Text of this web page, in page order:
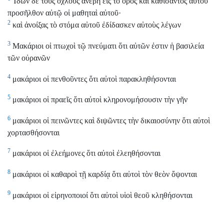
προσῆλθον αὐτῷ οἱ μαθηταὶ αὐτοῦ·
2 καὶ ἀνοίξας τὸ στόμα αὐτοῦ ἐδίδασκεν αὐτοὺς λέγων
3 Μακάριοι οἱ πτωχοὶ τῷ πνεύματι ὅτι αὐτῶν ἐστιν ἡ βασιλεία
τῶν οὐρανῶν
4 μακάριοι οἱ πενθοῦντες ὅτι αὐτοὶ παρακληθήσονται
5 μακάριοι οἱ πραεῖς ὅτι αὐτοὶ κληρονομήσουσιν τὴν γῆν
6 μακάριοι οἱ πεινῶντες καὶ διψῶντες τὴν δικαιοσύνην ὅτι αὐτοὶ
χορτασθήσονται
7 μακάριοι οἱ ἐλεήμονες ὅτι αὐτοὶ ἐλεηθήσονται
8 μακάριοι οἱ καθαροὶ τῇ καρδίᾳ ὅτι αὐτοὶ τὸν θεὸν ὄψονται
9 μακάριοι οἱ εἰρηνοποιοί ὅτι αὐτοὶ υἱοὶ θεοῦ κληθήσονται